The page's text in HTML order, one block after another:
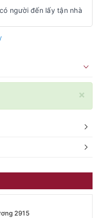
người đến lấy tận nhà
×
2915